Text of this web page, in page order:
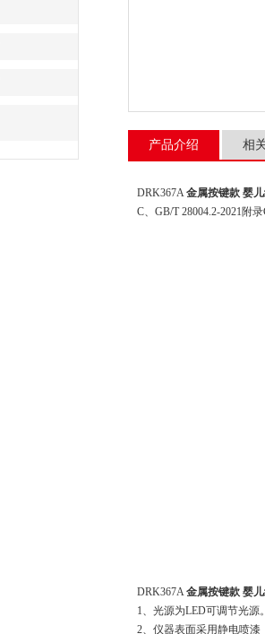
产品介绍 相
DRK367A金属按键款 婴
C、GB/T 28004.2-2021附
DRK367A金属按键款 婴
1、光源为LED可调节光源
2、仪器表面采用静电喷